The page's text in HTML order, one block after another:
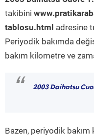
takibini
tablosu.html adresine
Periyodik bakımda
bakım kilometre ve
“ 2003 Daihatsu
Bazen, periyodik